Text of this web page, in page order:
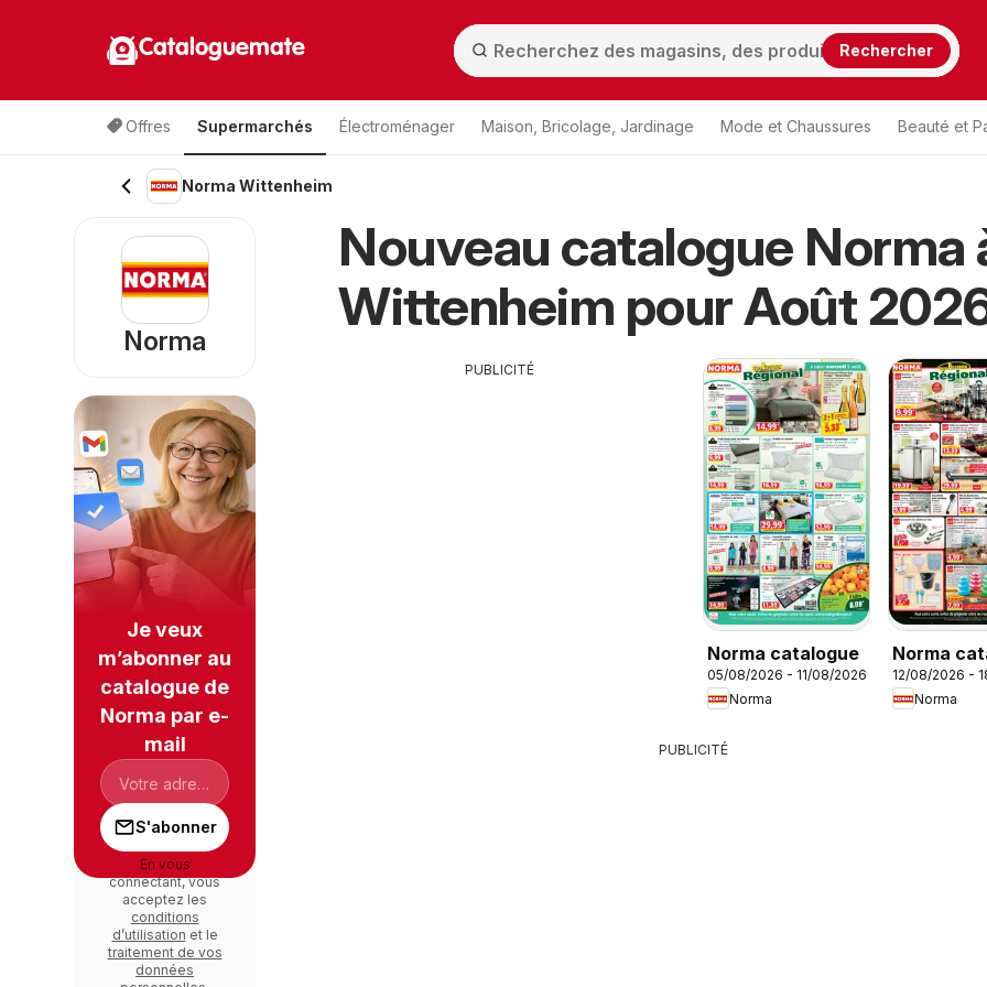
Cataloguemate Rechercher
Offres Supermarchés Électroménager Maison, Bricolage, Jardinage Mode et Chaussures Beauté et
Norma Wittenheim
Nouveau catalogue Norma
Wittenheim pour Août
PUBLICITÉ
Norma catalogue
05/08/2026 - 11/08/2026
Norma
Norma
12/08/2026 -
Norma
PUBLICITÉ
Norma
Je veux
m’abonner au
catalogue de
Norma par e-
mail
S'abonner
En vous
connectant, vous
acceptez les
conditions
d’utilisation et le
traitement de vos
données